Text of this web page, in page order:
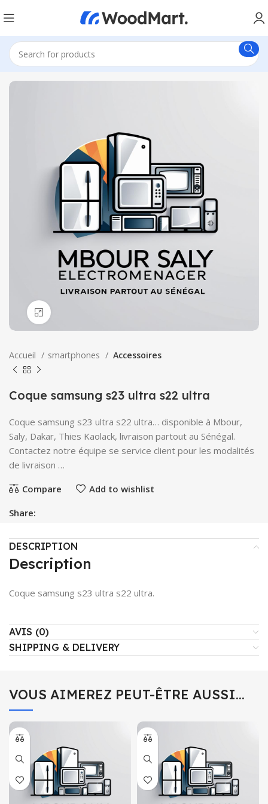
Accueil smartphones Accessoires
Coque samsung s23 ultra s22 ultra
Coque samsung s23 ultra s22 ultra… disponible à Mbour,
Saly, Dakar, Thies Kaolack, livraison partout au Sénégal.
Contactez notre équipe se service client pour les modalités
de livraison …
Compare
Add to wishlist
Share:
DESCRIPTION
Description
Coque samsung s23 ultra s22 ultra.
AVIS (0)
SHIPPING & DELIVERY
VOUS AIMEREZ PEUT-ÊTRE AUSSI…